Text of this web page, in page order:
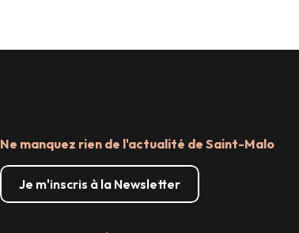
Ne manquez rien de l'actualité de Saint-Malo
Je m'inscris à la Newsletter